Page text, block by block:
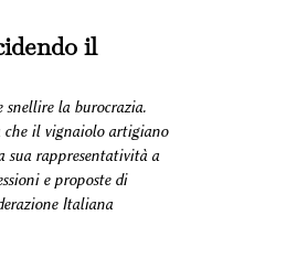
il
la burocrazia.
che il vignaiolo artigiano
sua rappresentatività a
e proposte di
Italiana